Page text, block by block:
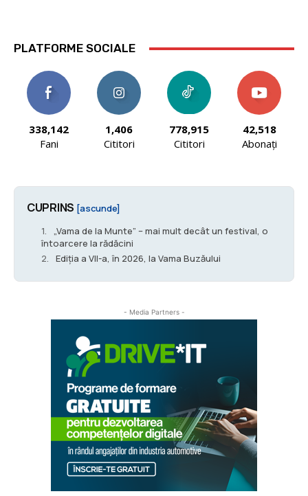
PLATFORME SOCIALE
338,142
Fani
1,406
Cititori
778,915
Cititori
42,518
Abonați
CUPRINS [ascunde]
„Vama de la Munte” – mai mult decât un festival, o
întoarcere la rădăcini
Ediția a VII-a, în 2026, la Vama Buzăului
- Media Partners -